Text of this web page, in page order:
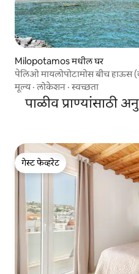
Milopotamos मधील घर
पेलिओ मायलोपोटामोस बीच हाऊस
मूल्य·लोकेशन ·स्वच्छता
पाळीव प्राण्यांसाठी
गेस्ट फेव्हरेट
गेस्ट फेव्हरेट